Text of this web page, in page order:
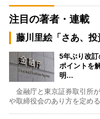
注目の著者・連載
藤川里絵「さあ、投
5年ぶり改
ポイントを
明…
金融庁と東京証券取引所
や取締役会のあり方を定め